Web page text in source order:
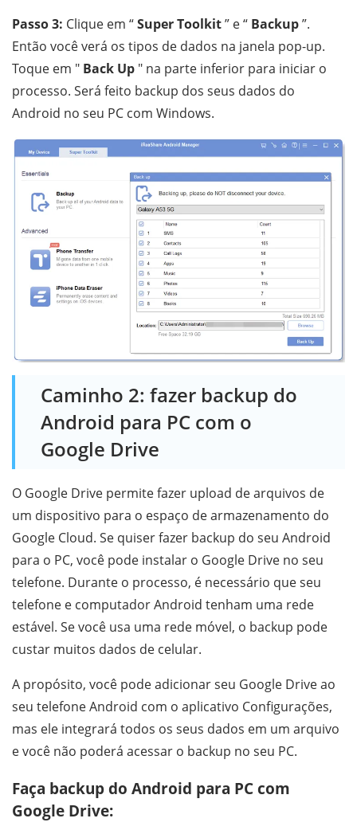
Passo 3: Clique em “Super Toolkit” e “ Backup”.
Então você verá os tipos de dados na janela pop-up.
Toque em " Back Up " na parte inferior para iniciar o
processo. Será feito backup dos seus dados do
Android no seu PC com Windows.
Caminho 2: fazer backup do
Android para PC com o
Google Drive
O Google Drive permite fazer upload de arquivos de
um dispositivo para o espaço de armazenamento do
Google Cloud. Se quiser fazer backup do seu Android
para o PC, você pode instalar o Google Drive no seu
telefone. Durante o processo, é necessário que seu
telefone e computador Android tenham uma rede
estável. Se você usa uma rede móvel, o backup pode
custar muitos dados de celular.
A propósito, você pode adicionar seu Google Drive ao
seu telefone Android com o aplicativo Configurações,
mas ele integrará todos os seus dados em um arquivo
e você não poderá acessar o backup no seu PC.
Faça backup do Android para PC com
Google Drive: